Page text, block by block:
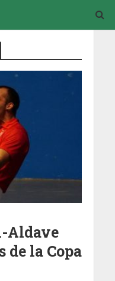
Aldave
de la Copa